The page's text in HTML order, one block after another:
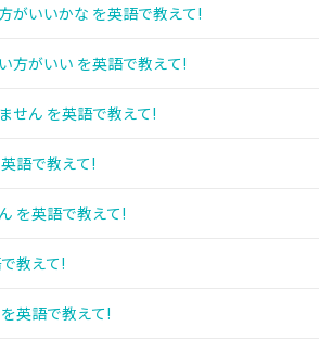
がいいかな を英語で教えて!
方がいい を英語で教えて!
せん を英語で教えて!
語で教えて!
を英語で教えて!
教えて!
英語で教えて!